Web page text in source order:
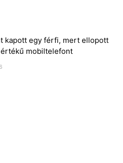
kapott egy férfi, mert ellopott
mobiltelefont